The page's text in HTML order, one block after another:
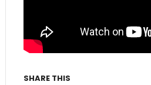
SHARE THIS